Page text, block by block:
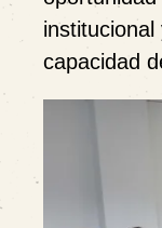
capacidad